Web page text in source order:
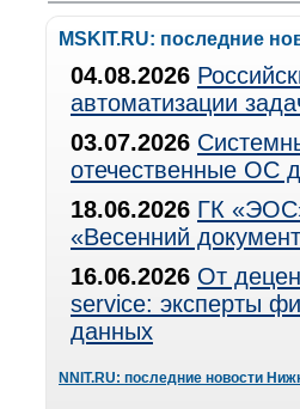
MSKIT.RU: последние
04.08.2026
автоматизации
03.07.2026
отечественные ОС
18.06.2026 ГК
«Весенний
16.06.2026 От
service: эксперты
данных
NNIT.RU: последние новости